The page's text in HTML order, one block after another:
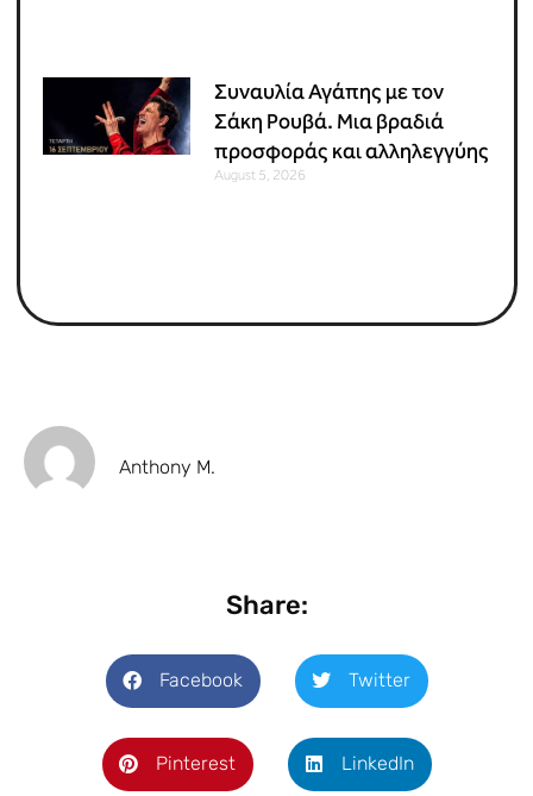
Συναυλία Αγάπης με τον
Σάκη Ρουβά. Μια βραδιά
προσφοράς και αλληλεγγύης
August 5, 2026
Anthony M.
Share:
Facebook Twitter
Pinterest LinkedIn